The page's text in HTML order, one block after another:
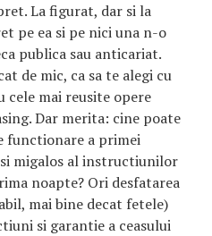
La figurat, dar si la
pe ea si pe nici una n-o
publica sau anticariat.
de mic, ca sa te alegi cu
cele mai reusite opere
Dar merita: cine poate
functionare a primei
migalos al instructiunilor
noapte? Ori desfatarea
mai bine decat fetele)
si garantie a ceasului